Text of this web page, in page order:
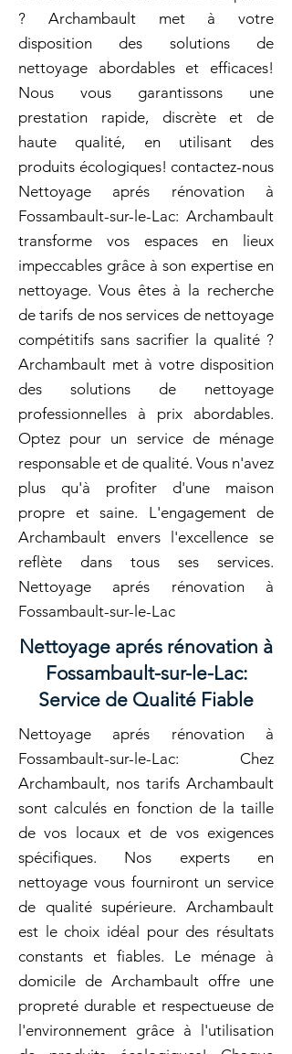
? Archambault met à votre
disposition des solutions de
nettoyage abordables et efficaces!
Nous vous garantissons une
prestation rapide, discrète et de
haute qualité, en utilisant des
produits écologiques! contactez-nous
Nettoyage aprés rénovation à
Fossambault-sur-le-Lac: Archambault
transforme vos espaces en lieux
impeccables grâce à son expertise en
nettoyage. Vous êtes à la recherche
de tarifs de nos services de nettoyage
compétitifs sans sacrifier la qualité ?
Archambault met à votre disposition
des solutions de nettoyage
professionnelles à prix abordables.
Optez pour un service de ménage
responsable et de qualité. Vous n'avez
plus qu'à profiter d'une maison
propre et saine. L'engagement de
Archambault envers l'excellence se
reflète dans tous ses services.
Nettoyage aprés rénovation à
Fossambault-sur-le-Lac
Nettoyage aprés rénovation à
Fossambault-sur-le-Lac:
Service de Qualité Fiable
Nettoyage aprés rénovation à
Fossambault-sur-le-Lac: Chez
Archambault, nos tarifs Archambault
sont calculés en fonction de la taille
de vos locaux et de vos exigences
spécifiques. Nos experts en
nettoyage vous fourniront un service
de qualité supérieure. Archambault
est le choix idéal pour des résultats
constants et fiables. Le ménage à
domicile de Archambault offre une
propreté durable et respectueuse de
l'environnement grâce à l'utilisation